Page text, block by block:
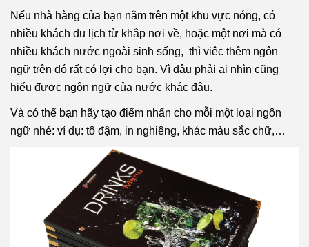
Nếu nhà hàng của bạn nằm trên một khu vực nóng, có
nhiều khách du lịch từ khắp nơi về, hoặc một nơi mà có
nhiều khách nước ngoài sinh sống, thì viêc thêm ngôn
ngữ trên đó rất có lợi cho bạn. Vì đâu phải ai nhìn cũng
hiểu được ngôn ngữ của nước khác đâu.
Và có thể bạn hãy tạo điểm nhấn cho mỗi một loại ngôn
ngữ nhé: ví dụ: tô đậm, in nghiêng, khác màu sắc chữ,…